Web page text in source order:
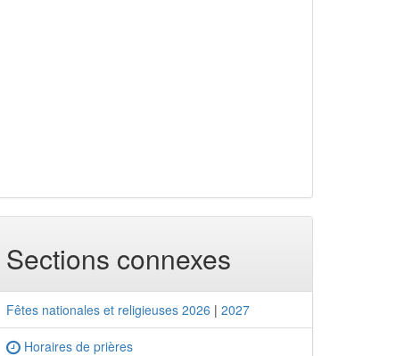
Sections connexes
Fêtes nationales et religieuses 2026 | 2027
Horaires de prières